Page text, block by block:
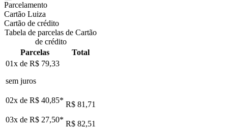
Parcelamento
Cartão Luiza
Cartão de crédito
Tabela de parcelas de Cartão
de crédito
Parcelas
Total
01x de R$ 79,33
sem juros
02x de R$ 40,85* R$ 81,71
03x de R$ 27,50* R$ 82,51